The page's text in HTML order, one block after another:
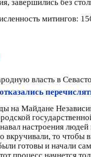
завершились без
митингов:
власть в
на Майдане
настроения людей
вкручивали, то
готовы и начали